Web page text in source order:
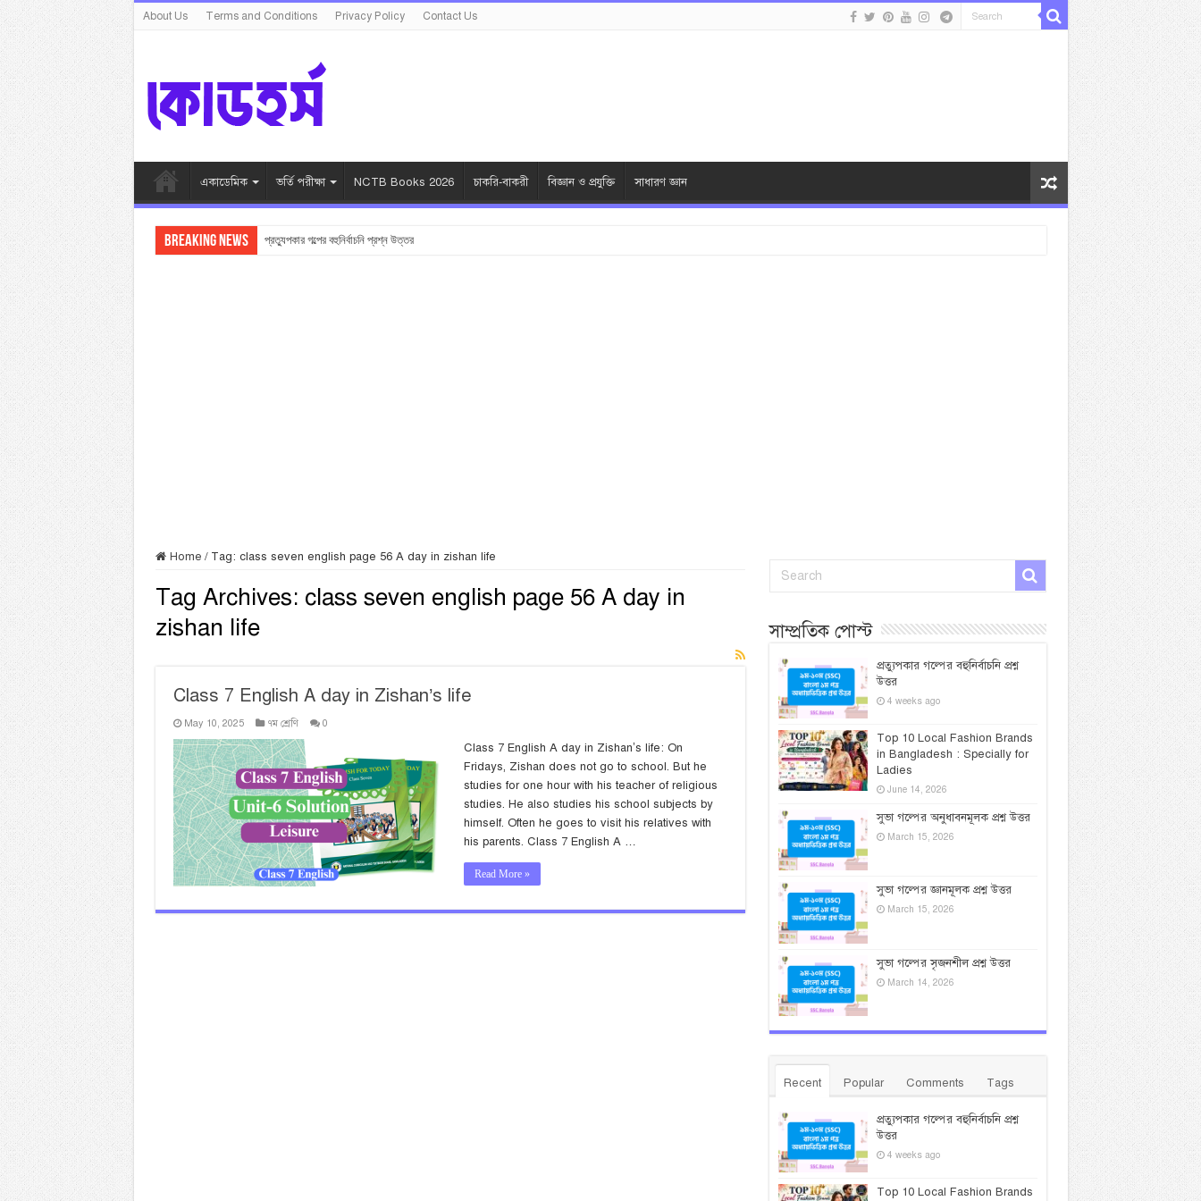
About Us Terms and Conditions Privacy Policy Contact Us
একাডেমিক ভর্তি পরীক্ষা NCTB Books 2026 চাকরি-বাকরী বিজ্ঞান ও প্রযুক্তি সাধারণ জ্ঞান
Breaking News প্রত্যুপকার গল্পের বহুনির্বাচনি প্রশ্ন উত্তর
Home / Tag: class seven english page 56 A day in zishan life
Tag Archives: class seven english page 56 A day in
zishan life
Class 7 English A day in Zishan’s life
May 10, 2025 ৭ম শ্রেণি 0
Class 7 English A day in Zishan’s life: On
Fridays, Zishan does not go to school. But he
studies for one hour with his teacher of religious
studies. He also studies his school subjects by
himself. Often he goes to visit his relatives with
his parents. Class 7 English A …
Read More »
সাম্প্রতিক পোস্ট
প্রত্যুপকার গল্পের বহুনির্বাচনি প্রশ্ন
উত্তর
4 weeks ago
Top 10 Local Fashion Brands
in Bangladesh : Specially for
Ladies
June 14, 2026
সুভা গল্পের অনুধাবনমূলক প্রশ্ন উত্তর
March 15, 2026
সুভা গল্পের জ্ঞানমূলক প্রশ্ন উত্তর
March 15, 2026
সুভা গল্পের সৃজনশীল প্রশ্ন উত্তর
March 14, 2026
Recent Popular Comments Tags
প্রত্যুপকার গল্পের বহুনির্বাচনি প্রশ্ন
উত্তর
4 weeks ago
Top 10 Local Fashion Brands